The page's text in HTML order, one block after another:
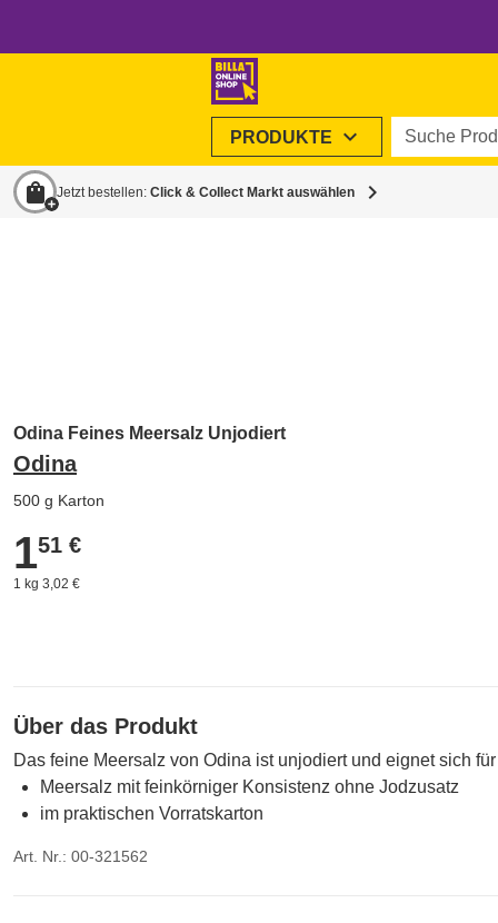
PRODUKTE expand_more Suche
shopping_bag Jetzt bestellen: Click & Collect Markt auswählen chevron_right
Odina Feines Meersalz Unjodiert
Odina
500 g Karton
1,51 €
151 €
1 kg 3,02 €
Über das Produkt
Das feine Meersalz von Odina ist unjodiert und eignet sich
Meersalz mit feinkörniger Konsistenz ohne Jodzusatz
im praktischen Vorratskarton
Art. Nr.: 00-321562